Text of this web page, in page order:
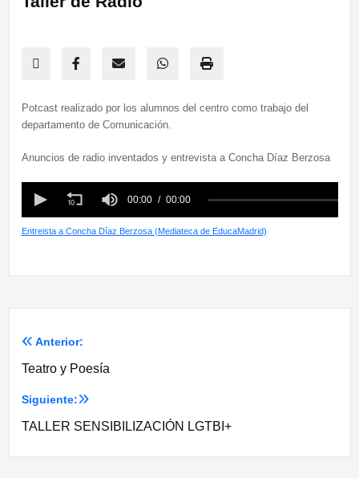
Potcast realizado por los alumnos del centro como trabajo del
departamento de Comunicación.
Anuncios de radio inventados y entrevista a Concha Díaz Berzosa
Entreista a Concha Díaz Berzosa (Mediateca de EducaMadrid)
Navegación
entradas
Anterior:
Teatro y Poesía
Siguiente:
TALLER SENSIBILIZACIÓN LGTBI+